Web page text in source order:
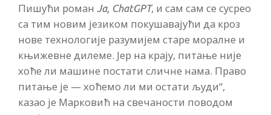
Пишући роман Ја, ChatGPT, и сам сам се сусрео
са тим новим језиком покушавајући да кроз
нове технологије разумијем старе моралне и
књижевне дилеме. Јер на крају, питање није
хоће ли машине постати сличне нама. Право
питање је — хоћемо ли ми остати људи“,
казао је Марковић на свечаности поводом